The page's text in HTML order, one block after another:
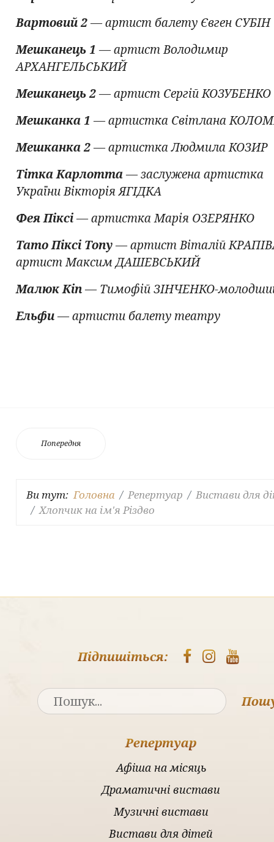
Вартовий 2— артист балету Євген СУБІН
Мешканець 1 — артист Володимир
АРХАНГЕЛЬСЬКИЙ
Мешканець 2— артист Сергій КОЗУБЕНКО
Мешканка 1 — артистка Світлана
Мешканка 2— артистка Людмила КОЗИР
Тітка Карлотта— заслужена артистка
України Вікторія ЯГІДКА
Фея Піксі— артистка Марія ОЗЕРЯНКО
Тато Піксі Топу— артист Віталій
артист Максим ДАШЕВСЬКИЙ
Малюк Кіп— Тимофій ЗІНЧЕНКО-
Ельфи— артисти балету театру
Попередня
Ви тут:Головна Репертуар
Вистави для
Хлопчик на ім'я Різдво
Підпишіться:
Репертуар
Афіша на місяць
Драматичні вистави
Музичні вистави
Вистави для дітей